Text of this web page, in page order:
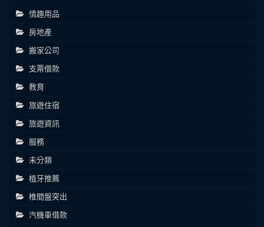
情趣用品
房地產
搬家公司
支票借款
教育
旅遊住宿
旅遊資訊
服務
未分類
植牙推薦
椎間盤突出
汽機車借款